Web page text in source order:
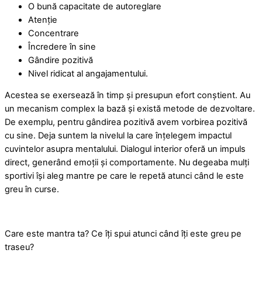
O bună capacitate de autoreglare
Atenție
Concentrare
Încredere în sine
Gândire pozitivă
Nivel ridicat al angajamentului.
Acestea se exersează în timp și presupun efort conștient. Au
un mecanism complex la bază și există metode de dezvoltare.
De exemplu, pentru gândirea pozitivă avem vorbirea pozitivă
cu sine. Deja suntem la nivelul la care înțelegem impactul
cuvintelor asupra mentalului. Dialogul interior oferă un impuls
direct, generând emoții și comportamente. Nu degeaba mulți
sportivi își aleg mantre pe care le repetă atunci când le este
greu în curse.
Care este mantra ta? Ce îți spui atunci când îți este greu pe
traseu?